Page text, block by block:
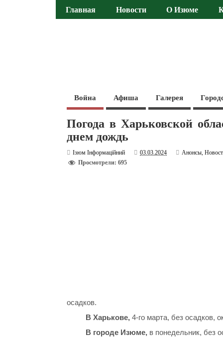
Главная Новости О Изюме
Война Афиша Галерея
Погода в Харьковской
днем дождь
Ізюм Інформаційний 03.03.2024 Анонсы,
Просмотрели: 695
осадков.
В Харькове,4-го марта, без осадков,
В городе Изюме,в понедельник, без